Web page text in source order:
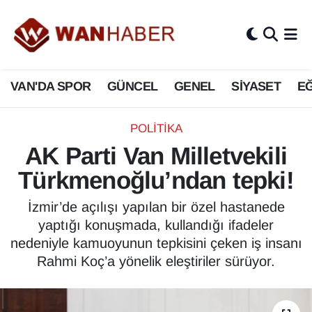
VAN'DA SPOR GÜNCEL GENEL SİYASET
POLİTİKA
AK Parti Van Milletvekili
Türkmenoğlu’ndan tepki!
İzmir’de açılışı yapılan bir özel hastanede
yaptığı konuşmada, kullandığı ifadeler
nedeniyle kamuoyunun tepkisini çeken iş insanı
Rahmi Koç’a yönelik eleştiriler sürüyor.
3.SAYFA
ASAYİŞ
BİLİM VE TEKNOLOJİ
Biyografi
ÇEVRE
Deprem
Van Nöbetçi Eczaneler
Van Hava Durumu
Van Namaz Vakitleri
Van Trafik Yoğunluk Haritası
Süper Lig Puan Durumu ve Fikstür
Tüm Manşetler
Son Dakika Haberleri